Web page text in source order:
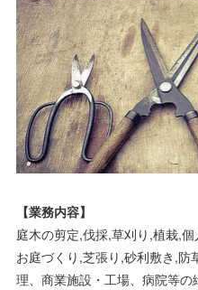
【業務内容】
庭木の剪定,伐採,草刈り,植栽,
お庭づくり,芝張り,砂利敷き,防
理、商業施設・工場、病院等